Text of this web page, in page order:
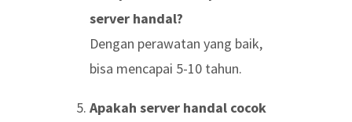
server handal?
Dengan perawatan yang baik,
bisa mencapai 5-10 tahun.
Apakah server handal cocok